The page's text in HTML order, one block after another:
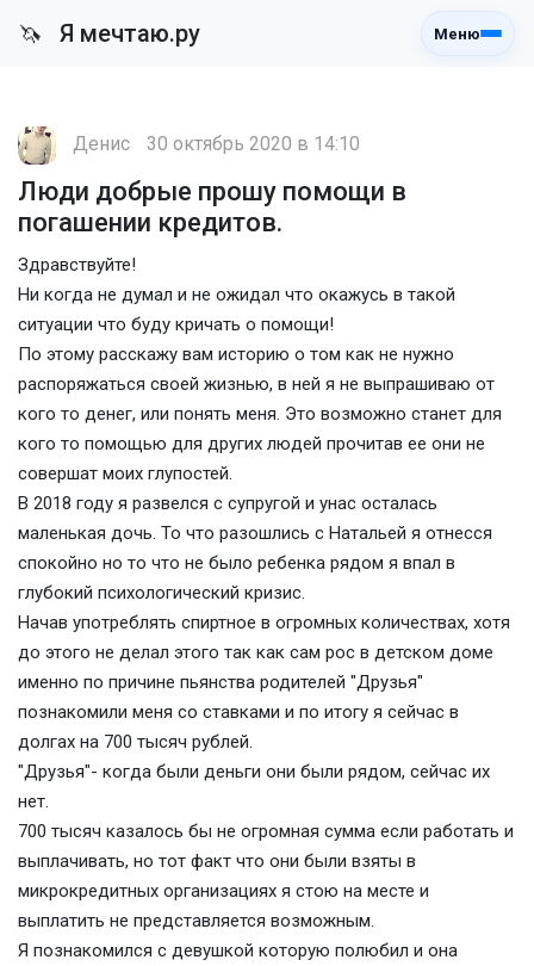
🦄 Я мечтаю.ру Меню
Денис 30 октябрь 2020 в 14:10
Люди добрые прошу помощи в
погашении кредитов.
Здравствуйте!
Ни когда не думал и не ожидал что окажусь в такой
ситуации что буду кричать о помощи!
По этому расскажу вам историю о том как не нужно
распоряжаться своей жизнью, в ней я не выпрашиваю от
кого то денег, или понять меня. Это возможно станет для
кого то помощью для других людей прочитав ее они не
совершат моих глупостей.
В 2018 году я развелся с супругой и унас осталась
маленькая дочь. То что разошлись с Натальей я отнесся
спокойно но то что не было ребенка рядом я впал в
глубокий психологический кризис.
Начав употреблять спиртное в огромных количествах, хотя
до этого не делал этого так как сам рос в детском доме
именно по причине пьянства родителей "Друзья"
познакомили меня со ставками и по итогу я сейчас в
долгах на 700 тысяч рублей.
"Друзья"- когда были деньги они были рядом, сейчас их
нет.
700 тысяч казалось бы не огромная сумма если работать и
выплачивать, но тот факт что они были взяты в
микрокредитных организациях я стою на месте и
выплатить не представляется возможным.
Я познакомился с девушкой которую полюбил и она